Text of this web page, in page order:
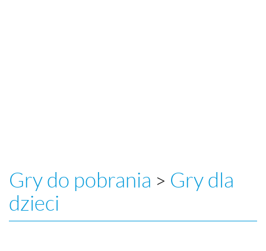
Gry do pobrania > Gry dla
dzieci